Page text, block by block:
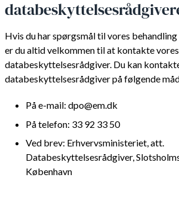
Hvis du har spørgsmål til vores
er du altid velkommen til at kontakte vores
databeskyttelsesrådgiver. Du kan
databeskyttelsesrådgiver på følgende
På e-mail: dpo@em.dk
På telefon: 33 92 33 50
Ved brev: Erhvervsministeriet, att.
Databeskyttelsesrådgiver,
København